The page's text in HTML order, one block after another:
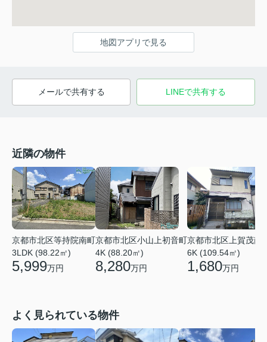
地図アプリで見る
メールで共有する LINEで共有する
近隣の物件
京都市北区等持院南町
3LDK (98.22㎡)
5,999万円
京都市北区小山上初音町
4K (88.20㎡)
8,280万円
京都市北区上賀茂南
6K (109.54㎡)
1,680万円
よく見られている物件